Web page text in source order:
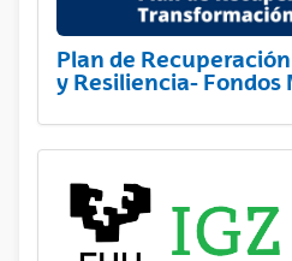
Plan de
y Resiliencia- Fondos